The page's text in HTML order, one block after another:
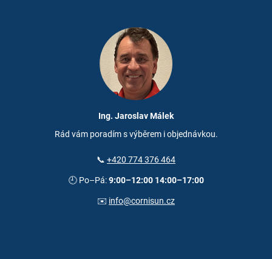
Ing. Jaroslav Málek
Rád vám poradím s výběrem i objednávkou.
📞 +420 774 376 464
🕘 Po–Pá:9:00–12:00 14:00–17:00
✉️ info@cornisun.cz